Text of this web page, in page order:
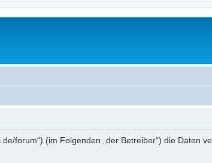
forum“) (im Folgenden „der Betreiber“) die Daten